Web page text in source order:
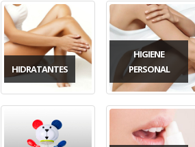
HIDRATANTES
HIGIENE
PERSONAL